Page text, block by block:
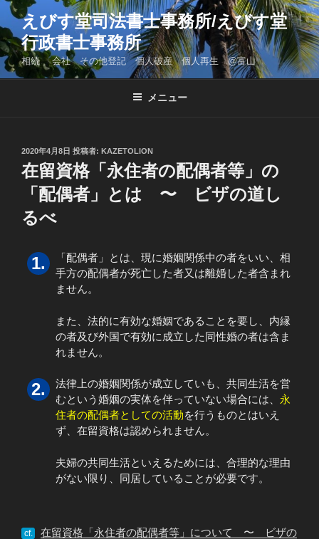
コ
ン
テ
ン
ツ
えびす堂司法書士事務所/えびす堂
行政書士事務所
相続 会社 その他登記 個人破産 個人再生 @富山
メニュー
投
稿
日:
2020年4月8日 投稿者: KAZETOLION
在留資格「永住者の配偶者等」の
「配偶者」とは 〜 ビザの道し
るべ
「配偶者」とは、現に婚姻関係中の者をいい、相
手方の配偶者が死亡した者又は離婚した者含まれ
ません。
また、法的に有効な婚姻であることを要し、内縁
の者及び外国で有効に成立した同性婚の者は含ま
れません。
法律上の婚姻関係が成立していも、共同生活を営
むという婚姻の実体を伴っていない場合には、 永
住者の配偶者としての活動を行うものとはいえ
ず、在留資格は認められません。
夫婦の共同生活といえるためには、合理的な理由
がない限り、同居していることが必要です。
cf.
在留資格「永住者の配偶者等」について 〜 ビザの